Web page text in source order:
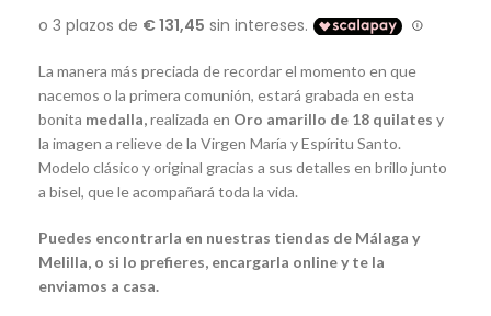
La manera más preciada de recordar el momento en que
nacemos o la primera comunión, estará grabada en esta
bonita medalla,realizada en Oro amarillo de 18 quilates y
la imagen a relieve de la Virgen María y Espíritu Santo.
Modelo clásico y original gracias a sus detalles en brillo junto
a bisel, que le acompañará toda la vida.
Puedes encontrarla en nuestras tiendas de Málaga y
Melilla, o si lo prefieres, encargarla online y te la
enviamos a casa.